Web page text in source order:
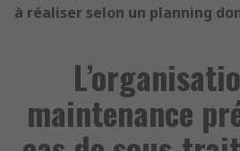
à réaliser selon un planning
maintenance